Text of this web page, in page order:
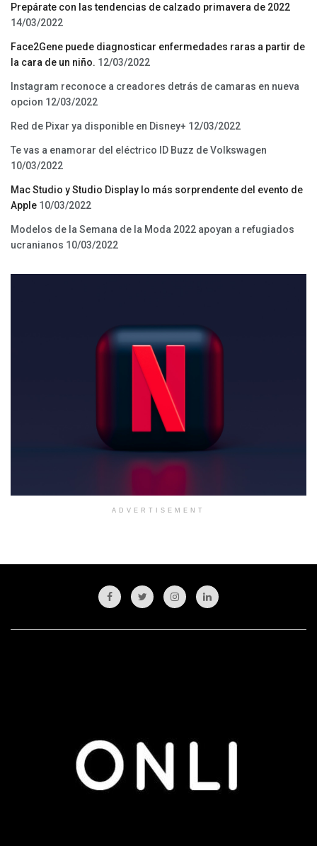
Prepárate con las tendencias de calzado primavera de 2022
14/03/2022
Face2Gene puede diagnosticar enfermedades raras a partir de
la cara de un niño. 12/03/2022
Instagram reconoce a creadores detrás de camaras en nueva
opcion 12/03/2022
Red de Pixar ya disponible en Disney+ 12/03/2022
Te vas a enamorar del eléctrico ID Buzz de Volkswagen
10/03/2022
Mac Studio y Studio Display lo más sorprendente del evento de
Apple 10/03/2022
Modelos de la Semana de la Moda 2022 apoyan a refugiados
ucranianos 10/03/2022
ADVERTISEMENT